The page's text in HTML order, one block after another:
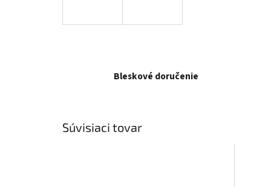
Bleskové doručenie
Súvisiaci tovar